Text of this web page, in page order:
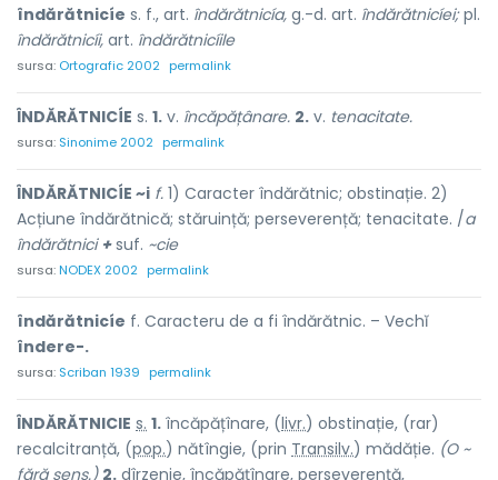
îndărătnicíe s. f., art. îndărătnicía, g.-d. art. îndărătnicíei;pl.
îndărătnicíi, art. îndărătnicíile
sursa: Ortografic 2002 permalink
ÎNDĂRĂTNICÍE s. 1. v. încăpățânare. 2. v. tenacitate.
sursa: Sinonime 2002 permalink
ÎNDĂRĂTNICÍE ~i f. 1) Caracter îndărătnic; obstinație. 2)
Acțiune îndărătnică; stăruință; perseverență; tenacitate. /a
îndărătnici +suf. ~cie
sursa:NODEX 2002 permalink
îndărătnicíe f. Caracteru de a fi îndărătnic. – Vechĭ
îndere-.
sursa: Scriban 1939 permalink
ÎNDĂRĂTNICIE s. 1. încăpățînare, (livr.) obstinație, (rar)
recalcitranță, (pop.) nătîngie, (prin Transilv.) mădăție. (O ~
fără sens.) 2. dîrzenie, încăpățînare, perseverență,